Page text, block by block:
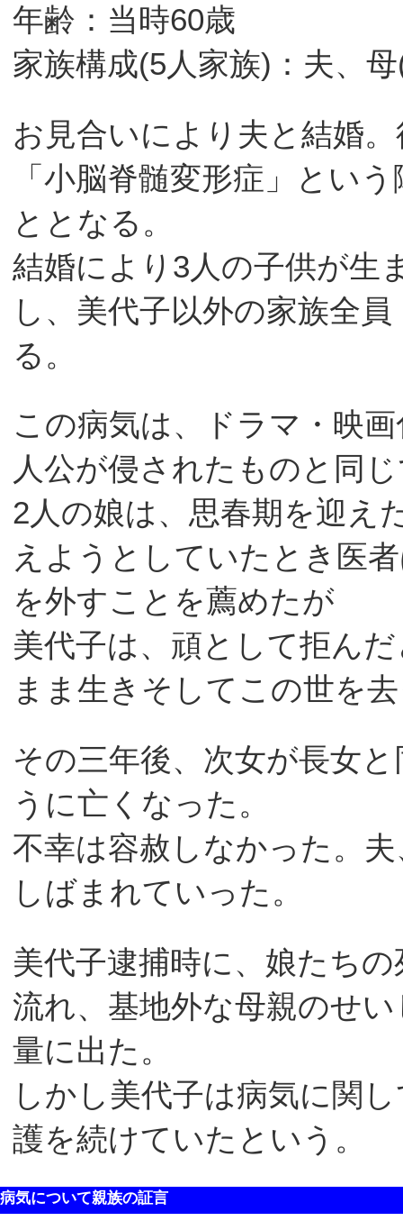
年齢：当時60歳
家族構成(5人家族)：夫、
お見合いにより夫と結婚
「小脳脊髄変形症」とい
ととなる。
結婚により3人の子供が生
し、美代子以外の家族全
る。
この病気は、ドラマ・映
人公が侵されたものと同
2人の娘は、思春期を迎え
えようとしていたとき医
を外すことを薦めたが
美代子は、頑として拒ん
まま生きそしてこの世を
その三年後、次女が長女
うに亡くなった。
不幸は容赦しなかった。
しばまれていった。
美代子逮捕時に、娘たち
流れ、基地外な母親のせ
量に出た。
しかし美代子は病気に関
護を続けていたという。
病気について親族の証言